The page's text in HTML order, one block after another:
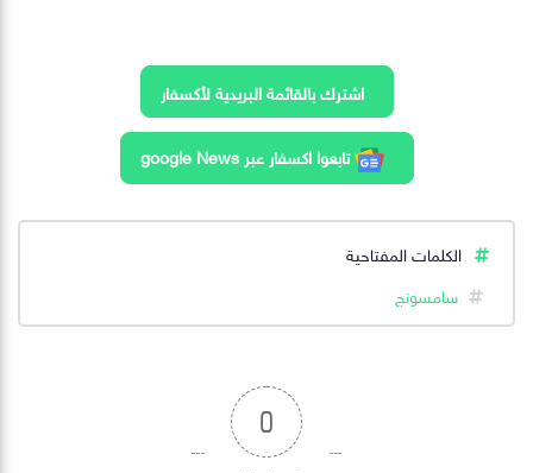
اشترك بالقائمة البريدية لأكسفار
تابعوا اكسفار عبر google News
الكلمات المفتاحية
سامسونج
0